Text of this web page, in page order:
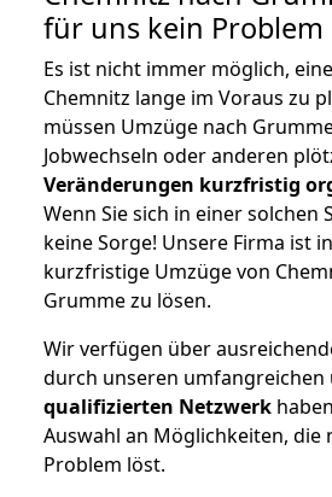
für uns kein Problem
Es ist nicht immer möglich,
Chemnitz lange im Voraus zu
müssen Umzüge nach
Jobwechseln oder anderen
Veränderungen kurzfristig
Wenn Sie sich in einer solchen
keine Sorge! Unsere Firma ist
kurzfristige Umzüge von
Grumme zu lösen.
Wir verfügen über
durch unseren umfangreichen
qualifizierten Netzwerk
Auswahl an Möglichkeiten, die
Problem löst.